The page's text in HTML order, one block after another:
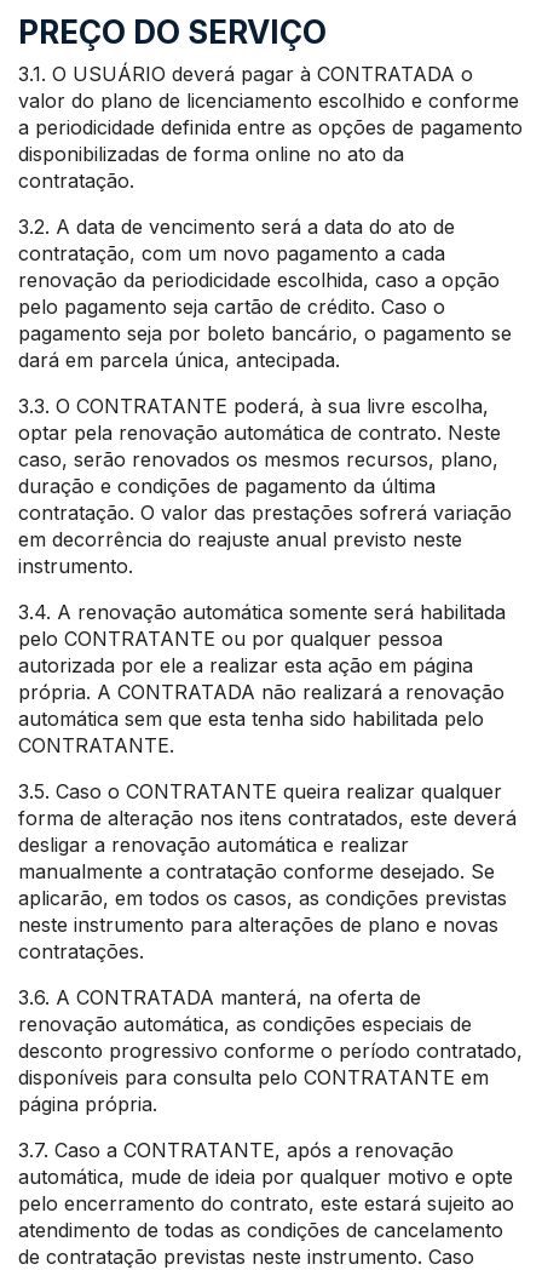
PREÇO DO SERVIÇO
3.1. O USUÁRIO deverá pagar à CONTRATADA o
valor do plano de licenciamento escolhido e conforme
a periodicidade definida entre as opções de pagamento
disponibilizadas de forma online no ato da
contratação.
3.2. A data de vencimento será a data do ato de
contratação, com um novo pagamento a cada
renovação da periodicidade escolhida, caso a opção
pelo pagamento seja cartão de crédito. Caso o
pagamento seja por boleto bancário, o pagamento se
dará em parcela única, antecipada.
3.3. O CONTRATANTE poderá, à sua livre escolha,
optar pela renovação automática de contrato. Neste
caso, serão renovados os mesmos recursos, plano,
duração e condições de pagamento da última
contratação. O valor das prestações sofrerá variação
em decorrência do reajuste anual previsto neste
instrumento.
3.4. A renovação automática somente será habilitada
pelo CONTRATANTE ou por qualquer pessoa
autorizada por ele a realizar esta ação em página
própria. A CONTRATADA não realizará a renovação
automática sem que esta tenha sido habilitada pelo
CONTRATANTE.
3.5. Caso o CONTRATANTE queira realizar qualquer
forma de alteração nos itens contratados, este deverá
desligar a renovação automática e realizar
manualmente a contratação conforme desejado. Se
aplicarão, em todos os casos, as condições previstas
neste instrumento para alterações de plano e novas
contratações.
3.6. A CONTRATADA manterá, na oferta de
renovação automática, as condições especiais de
desconto progressivo conforme o período contratado,
disponíveis para consulta pelo CONTRATANTE em
página própria.
3.7. Caso a CONTRATANTE, após a renovação
automática, mude de ideia por qualquer motivo e opte
pelo encerramento do contrato, este estará sujeito ao
atendimento de todas as condições de cancelamento
de contratação previstas neste instrumento. Caso